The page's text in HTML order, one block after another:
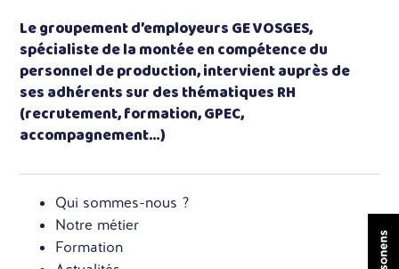
Le groupement d’employeurs GE VOSGES,
spécialiste de la montée en compétence du
personnel de production, intervient auprès de
ses adhérents sur des thématiques RH
(recrutement, formation, GPEC,
accompagnement…)
Qui sommes-nous ?
Notre métier
Formation